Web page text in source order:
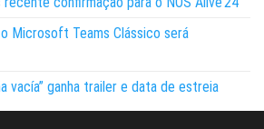
Microsoft Teams Clássico será
vacía” ganha trailer e data de estreia